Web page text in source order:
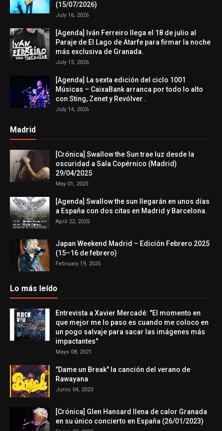
(15/07/2026)
July 16, 2026
[Agenda] Iván Ferreiro llega el 18 de julio al
Paraje de El Lago de Atarfe para firmar la noche
más exclusiva de Granada.
July 15, 2026
[Agenda] La sexta edición del ciclo 1001
Músicas – CaixaBank arranca por todo lo alto
con Sting, Zenet y Revólver .
July 14, 2026
Madrid
[Crónica] Swallow the Sun trae luz desde la
oscuridad a Sala Copérnico (Madrid)
29/04/2025
May 01, 2025
[Agenda] Swallow the sun llegarán en unos días
a España con dos citas en Madrid y Barcelona.
April 22, 2025
Japan Weekend Madrid – Edición Febrero 2025
(15–16 de febrero)
February 19, 2025
Lo más leído
Entrevista a Xavier Mercadé: "El momento en
que mejor me lo paso es cuando me coloco en
un pogo salvaje para sacar las imágenes más
impactantes"
Mayo 08, 2021
"Dame un Break" la canción del verano de
Rawayana
Junio 04, 2023
[Crónica] Glen Hansard llena de calor Granada
en su único concierto en España (26/01/2023)